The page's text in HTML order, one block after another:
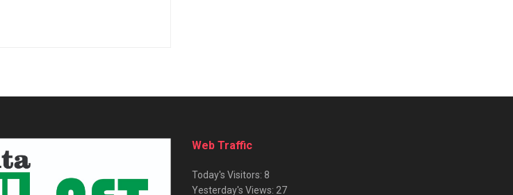
Web Traffic
Today's Visitors: 8
Yesterday's Views: 27